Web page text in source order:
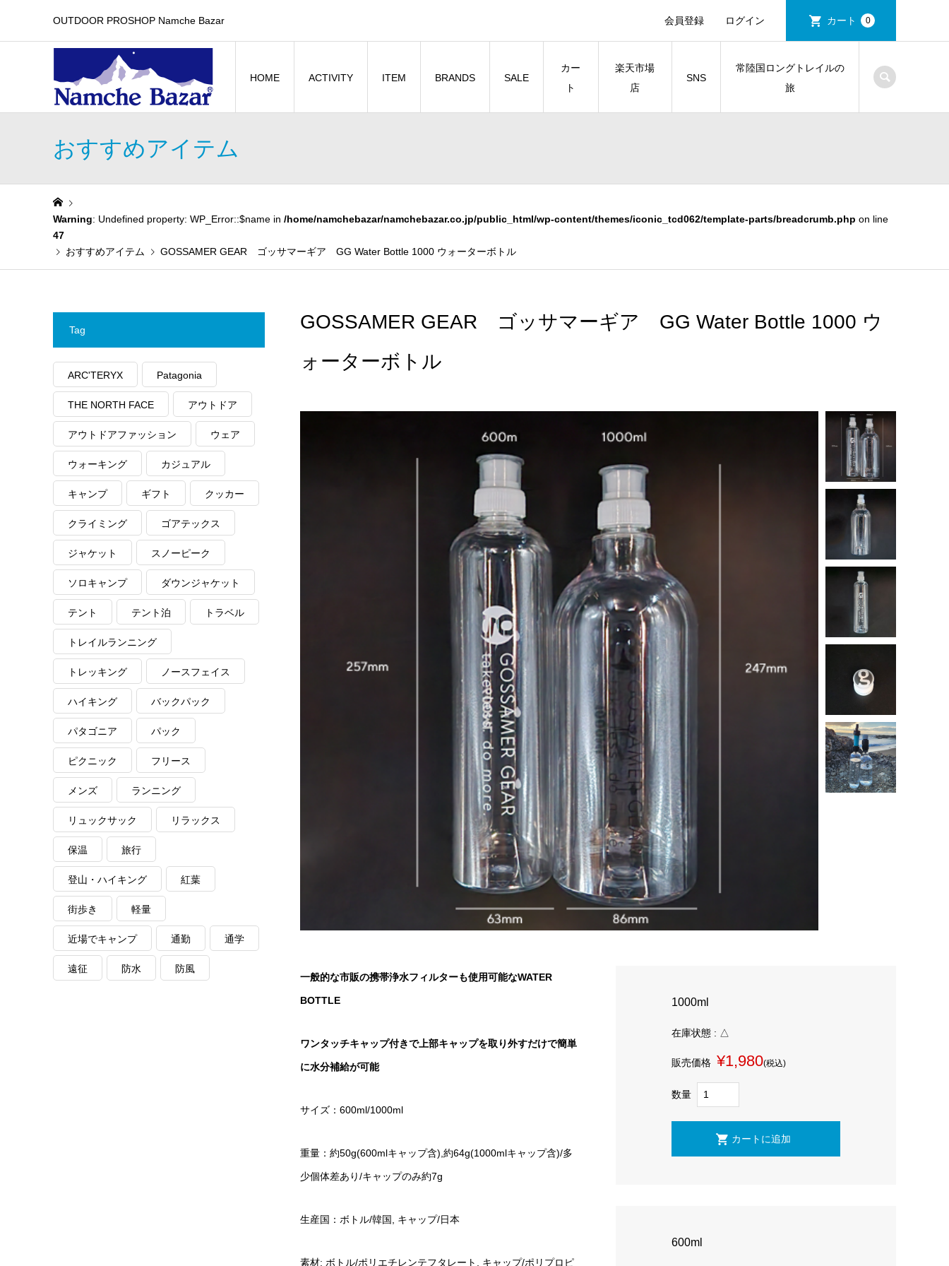
OUTDOOR PROSHOP Namche Bazar 会員登録 ログイン カート 0
HOME ACTIVITY ITEM BRANDS SALE
カー
ト
楽天市場
店
SNS
常陸国ロングトレイルの
旅
おすすめアイテム
Warning: Undefined property: WP_Error::$name in /home/namchebazar/namchebazar.co.jp/public_html/wp-content/themes/iconic_tcd062/template-parts/breadcrumb.php on line
47
おすすめアイテム
GOSSAMER GEAR ゴッサマーギア GG Water Bottle 1000 ウォーターボトル
GOSSAMER GEAR ゴッサマーギア GG Water Bottle 1000 ウ
ォーターボトル
一般的な市販の携帯浄水フィルターも使用可能なWATER
BOTTLE
ワンタッチキャップ付きで上部キャップを取り外すだけで簡単
に水分補給が可能
サイズ：600ml/1000ml
重量：約50g(600mlキャップ含),約64g(1000mlキャップ含)/多
少個体差あり/キャップのみ約7g
生産国：ボトル/韓国, キャップ/日本
素材: ボトル/ポリエチレンテフタレート, キャップ/ポリプロピ
1000ml
在庫状態 : △
販売価格 ¥1,980(税込)
数量
600ml
Tag
ARC'TERYX Patagonia
THE NORTH FACE アウトドア
アウトドアファッション ウェア
ウォーキング カジュアル
キャンプ ギフト クッカー
クライミング ゴアテックス
ジャケット スノーピーク
ソロキャンプ ダウンジャケット
テント テント泊 トラベル
トレイルランニング
トレッキング ノースフェイス
ハイキング バックパック
パタゴニア パック
ピクニック フリース
メンズ ランニング
リュックサック リラックス
保温 旅行
登山・ハイキング 紅葉
街歩き 軽量
近場でキャンプ 通勤 通学
遠征 防水 防風